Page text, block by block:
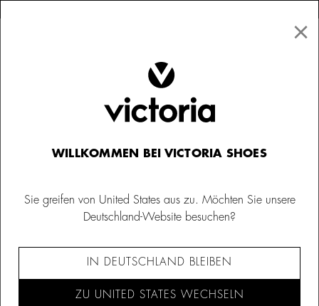
×
WILLKOMMEN BEI VICTORIA SHOES
Sie greifen von United States aus zu. Möchten Sie unsere
Deutschland-Website besuchen?
IN DEUTSCHLAND BLEIBEN
ZU UNITED STATES WECHSELN